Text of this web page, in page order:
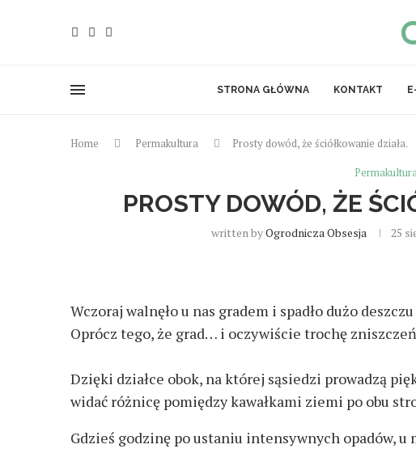
STRONA GŁÓWNA KONTAKT
Home Permakultura
Prosty dowód, że ściółkowanie działa.
PROSTY DOWÓD, ŻE
written byOgrodnicza Obsesja 25
Wczoraj walnęło u nas gradem i spadło dużo
Oprócz tego, że grad… i oczywiście trochę
Dzięki działce obok, na której sąsiedzi prowadzą
widać różnicę pomiędzy kawałkami ziemi po obu
Gdzieś godzinę po ustaniu intensywnych opadów,